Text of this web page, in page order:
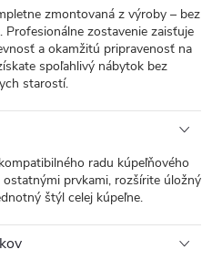
zmontovaná z výroby – bez
Profesionálne zostavenie zaisťuje
a okamžitú pripravenosť na
spoľahlivý nábytok bez
starostí.
radu kúpeľňového
prvkami, rozšírite úložný
štýl celej kúpeľne.